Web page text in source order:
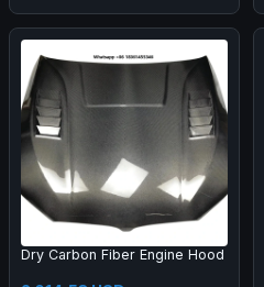
Dry Carbon Fiber Engine Hood